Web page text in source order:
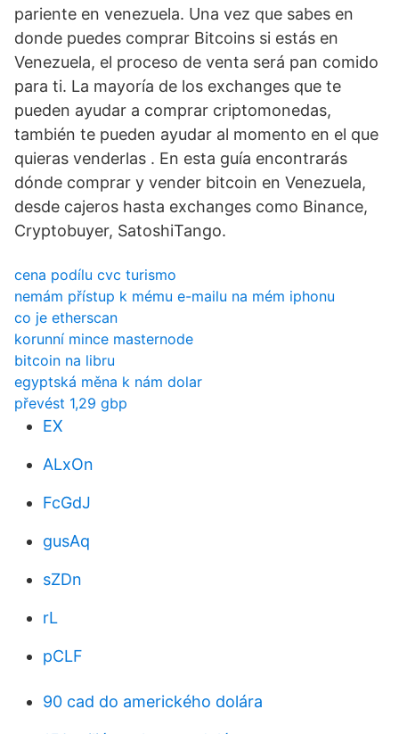
pariente en venezuela. Una vez que sabes en
donde puedes comprar Bitcoins si estás en
Venezuela, el proceso de venta será pan comido
para ti. La mayoría de los exchanges que te
pueden ayudar a comprar criptomonedas,
también te pueden ayudar al momento en el que
quieras venderlas . En esta guía encontrarás
dónde comprar y vender bitcoin en Venezuela,
desde cajeros hasta exchanges como Binance,
Cryptobuyer, SatoshiTango.
cena podílu cvc turismo
nemám přístup k mému e-mailu na mém iphonu
co je etherscan
korunní mince masternode
bitcoin na libru
egyptská měna k nám dolar
převést 1,29 gbp
EX
ALxOn
FcGdJ
gusAq
sZDn
rL
pCLF
90 cad do amerického dolára